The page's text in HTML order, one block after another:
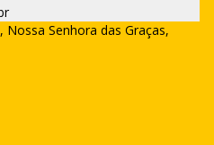
Nossa Senhora das Graças,